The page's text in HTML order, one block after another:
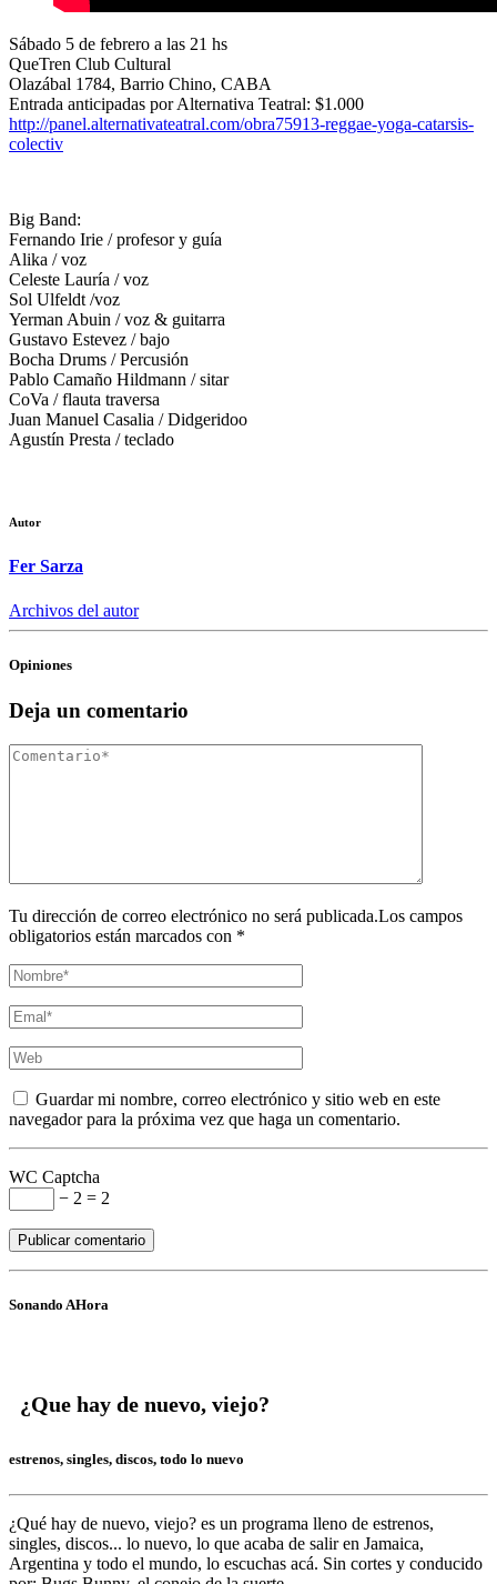
Sábado 5 de febrero a las 21 hs
QueTren Club Cultural
Olazábal 1784, Barrio Chino, CABA
Entrada anticipadas por Alternativa Teatral: $1.000
http://panel.alternativateatral.com/obra75913-reggae-yoga-catarsis-
colectiv
Big Band:
Fernando Irie / profesor y guía
Alika / voz
Celeste Lauría / voz
Sol Ulfeldt/voz
Yerman Abuin / voz & guitarra
Gustavo Estevez / bajo
Bocha Drums / Percusión
Pablo Camaño Hildmann / sitar
CoVa / flauta traversa
Juan Manuel Casalia / Didgeridoo
Agustín Presta / teclado
Autor
Fer Sarza
Archivos del autor
Opiniones
Deja un comentario
Tu dirección de correo electrónico no será publicada.Los campos
obligatorios están marcados con *
Guardar mi nombre, correo electrónico y sitio web en este
navegador para la próxima vez que haga un comentario.
WC Captcha
− 2 = 2
Sonando AHora
¿Que hay de nuevo, viejo?
estrenos, singles, discos, todo lo nuevo
¿Qué hay de nuevo, viejo? es un programa lleno de estrenos,
singles, discos... lo nuevo, lo que acaba de salir en Jamaica,
Argentina y todo el mundo, lo escuchas acá. Sin cortes y conducido